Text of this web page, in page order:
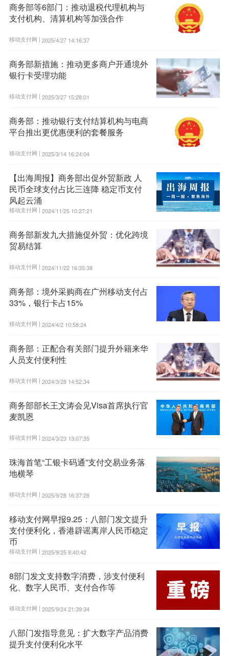
商务部等6部门：推动退税代理机构与
支付机构、清算机构等加强合作
移动支付网 | 2025/4/27 14:16:37
商务部新措施：推动更多商户开通境外
银行卡受理功能
移动支付网 | 2025/3/27 15:28:01
商务部：推动银行支付结算机构与电商
平台推出更优惠便利的套餐服务
移动支付网 | 2025/3/14 16:24:04
【出海周报】商务部出促外贸新政 人
民币全球支付占比三连降 稳定币支付
风起云涌
移动支付网 | 2024/11/25 10:27:21
商务部新发九大措施促外贸：优化跨境
贸易结算
移动支付网 | 2024/11/22 16:35:38
商务部：境外采购商在广州移动支付占
33%，银行卡占15%
移动支付网 | 2024/4/2 10:58:24
商务部：正配合有关部门提升外籍来华
人员支付便利性
移动支付网 | 2024/3/28 14:52:34
商务部部长王文涛会见Visa首席执行官
麦凯恩
移动支付网 | 2024/3/23 13:07:35
珠海首笔“工银卡码通”支付交易业务落
地横琴
移动支付网 | 2025/9/28 16:37:28
移动支付网早报9.25：八部门发文提升
支付便利化，香港辟谣离岸人民币稳定
币
移动支付网 | 2025/9/25 8:40:42
8部门发文支持数字消费，涉支付便利
化、数字人民币、支付合作等
移动支付网 | 2025/9/24 21:39:34
八部门发指导意见：扩大数字产品消费
提升支付便利化水平